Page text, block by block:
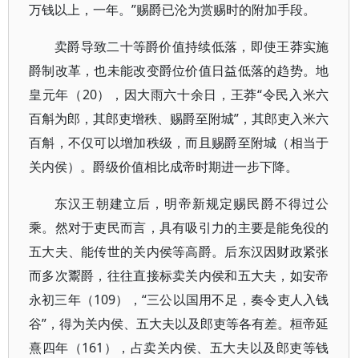
万钱以上，一年。”赐爵已沦为赏赐时的附加手段。
卖爵导致二十等爵价值持续低落，即使王莽实施
爵制改革，也未能改变爵位价值日益低落的趋势。地
皇元年（20），因大雨六十余日，王莽“令民入米六
百斛为郎，其郎吏增秩、赐爵至附城”，其郎吏入米六
百斛，不仅可以增加秩级，而且赐爵至附城（相当于
关内侯）。爵级价值相比成帝时期进一步下降。
东汉王朝建立后，明帝新规定赐民爵不得过公
乘。然对于吏民而言，具有吸引力的主要是能免役的
五大夫、能传世的关内侯等高爵。后东汉因财政紧张
而多次鬻爵，往往直接标卖关内侯和五大夫，如安帝
永初三年（109），“三公以国用不足，奏令吏人入钱
谷”，得为关内侯、五大夫以及郎吏等各有差。桓帝延
熹四年（161），占卖关内侯、五大夫以及郎吏等钱